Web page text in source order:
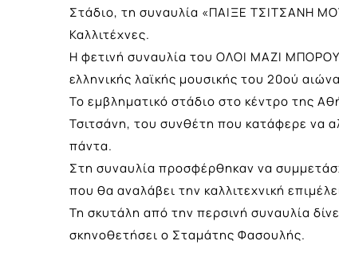
Στάδιο, τη συναυλία «ΠΑΙΞΕ ΤΣΙΤΣΑΝΗ
Καλλιτέχνες.
Η φετινή συναυλία του ΟΛΟΙ ΜΑΖΙ
ελληνικής λαϊκής μουσικής του 20ού
Το εμβληματικό στάδιο στο κέντρο της
Τσιτσάνη, του συνθέτη που κατάφερε να
πάντα.
Στη συναυλία προσφέρθηκαν να
που θα αναλάβει την καλλιτεχνική
Τη σκυτάλη από την περσινή συναυλία
σκηνοθετήσει ο Σταμάτης Φασουλής.